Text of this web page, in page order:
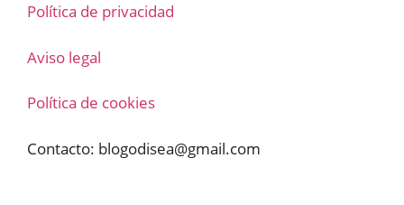
Política de privacidad
Aviso legal
Política de cookies
Contacto: blogodisea@gmail.com